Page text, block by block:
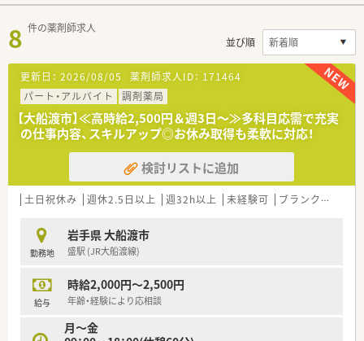
8 件の薬剤師求人
並び順
更新日： 2026/08/05 薬剤師求人ID： 171464
パート・アルバイト
調剤薬局
【大船渡市】≪高時給2,500円＆週3日～≫多科目応需で充実
の仕事内容、スキルアップ◎お休み取得も柔軟に対応！
検討リストに追加
土日祝休み 週休2.5日以上 週32h以上 未経験可 ブランク可
勤務地
岩手県 大船渡市
盛駅 (JR大船渡線)
給与
時給2,000円～2,500円
年齢・経験により応相談
月～金